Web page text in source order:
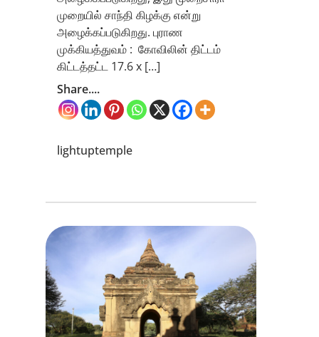
முறையில் சாந்தி கிழக்கு என்று
அழைக்கப்படுகிறது. புராண
முக்கியத்துவம் : கோவிலின் திட்டம்
கிட்டத்தட்ட 17.6 x […]
Share....
lightuptemple